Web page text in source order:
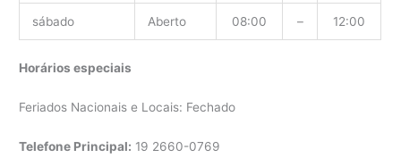
sábado Aberto 08:00 – 12:00
Horários especiais
Feriados Nacionais e Locais: Fechado
Telefone Principal: 19 2660-0769